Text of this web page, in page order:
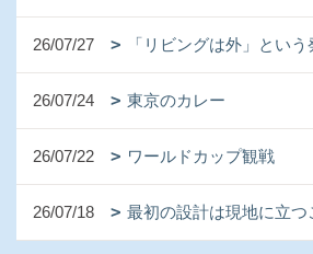
26/07/27 「リビングは外」という
26/07/24 東京のカレー
26/07/22 ワールドカップ観戦
26/07/18 最初の設計は現地に立つ